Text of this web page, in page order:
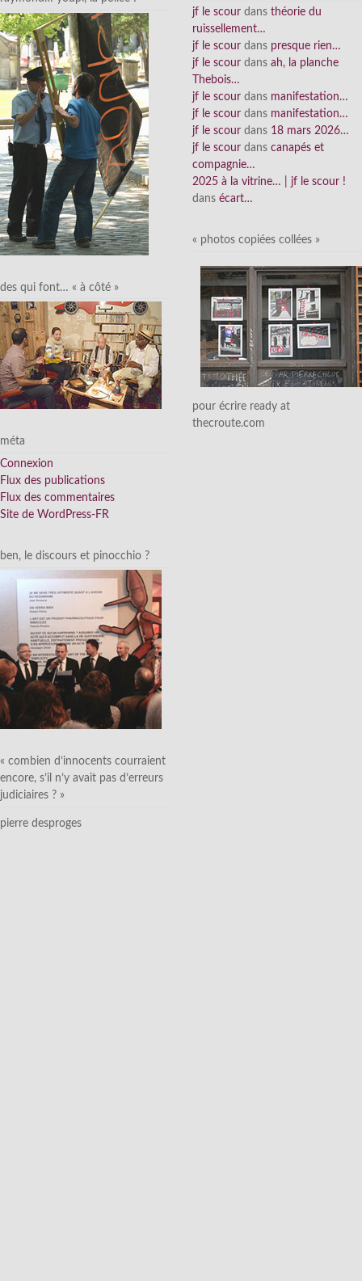
des qui font… « à côté »
méta
Connexion
Flux des publications
Flux des commentaires
Site de WordPress-FR
ben, le discours et pinocchio ?
« combien d’innocents courraient
encore, s’il n’y avait pas d’erreurs
judiciaires ? »
pierre desproges
jf le scour dans théorie du
ruissellement…
jf le scour dans presque rien…
jf le scour dans ah, la planche
Thebois…
jf le scour dans manifestation…
jf le scour dans manifestation…
jf le scour dans 18 mars 2026…
jf le scour dans canapés et
compagnie…
2025 à la vitrine… | jf le scour !
dans écart…
« photos copiées collées »
pour écrire ready at
thecroute.com